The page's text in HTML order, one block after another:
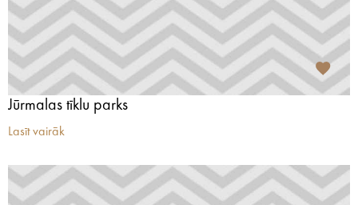
Jūrmalas tīklu parks
Lasīt vairāk